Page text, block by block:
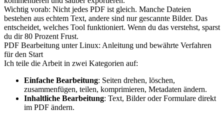
Wichtig vorab: Nicht jedes PDF ist gleich. Manche Dateien
bestehen aus echtem Text, andere sind nur gescannte Bilder. Das
entscheidet, welches Tool funktioniert. Wenn du das verstehst, sparst
du dir 80 Prozent Frust.
PDF Bearbeitung unter Linux: Anleitung und bewährte Verfahren
für den Start
Ich teile die Arbeit in zwei Kategorien auf:
Einfache Bearbeitung: Seiten drehen, löschen,
zusammenfügen, teilen, komprimieren, Metadaten ändern.
Inhaltliche Bearbeitung: Text, Bilder oder Formulare direkt
im PDF ändern.